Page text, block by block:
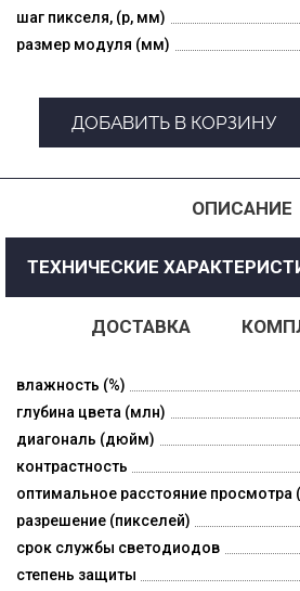
шаг пикселя, (p, мм)
размер модуля (мм)
ДОБАВИТЬ В КОРЗИНУ
ОПИСАНИЕ
ТЕХНИЧЕСКИЕ
ДОСТАВКА
влажность (%)
глубина цвета (млн)
диагональ (дюйм)
контрастность
оптимальное расстояние просмотра
разрешение (пикселей)
срок службы светодиодов
степень защиты